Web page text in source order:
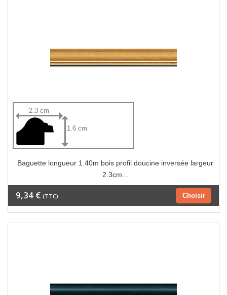
2.3 cm
1.6 cm
Baguette longueur 1.40m bois profil doucine inversée largeur
2.3cm...
Choisir
9,34 € (TTC)